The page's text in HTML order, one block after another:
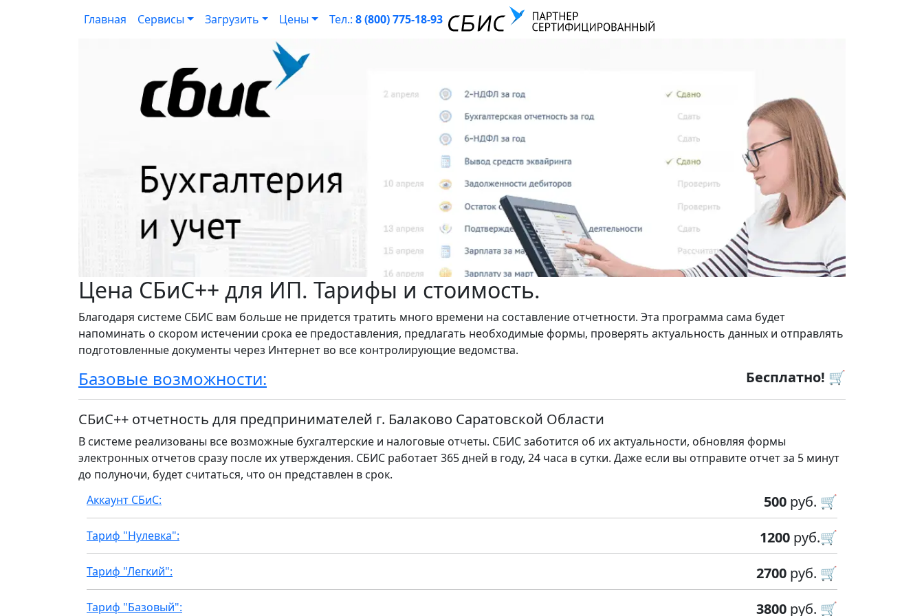
Главная Сервисы Загрузить Цены Тел.:8 (800) 775-18-93
Цена СБиС++ для ИП. Тарифы и стоимость.
Благодаря системе СБИС вам больше не придется тратить много времени на составление отчетности. Эта программа сама будет
напоминать о скором истечении срока ее предоставления, предлагать необходимые формы, проверять актуальность данных и отправлять
подготовленные документы через Интернет во все контролирующие ведомства.
Бесплатно! 🛒
Базовые возможности:
СБиС++ отчетность для предпринимателей г. Балаково Саратовской Области
В системе реализованы все возможные бухгалтерские и налоговые отчеты. СБИС заботится об их актуальности, обновляя формы
электронных отчетов сразу после их утверждения. СБИС работает 365 дней в году, 24 часа в сутки. Даже если вы отправите отчет за 5 минут
до полуночи, будет считаться, что он представлен в срок.
500 руб. 🛒
Аккаунт СБиС:
1200 руб.🛒
Тариф "Нулевка":
2700 руб. 🛒
Тариф "Легкий":
3800 руб. 🛒
Тариф "Базовый":